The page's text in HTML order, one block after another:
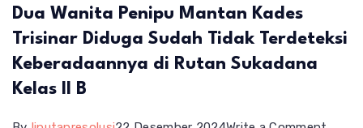
Dua Wanita Penipu Mantan Kades
Trisinar Diduga Sudah Tidak Terdeteksi
Keberadaannya di Rutan Sukadana
Kelas II B